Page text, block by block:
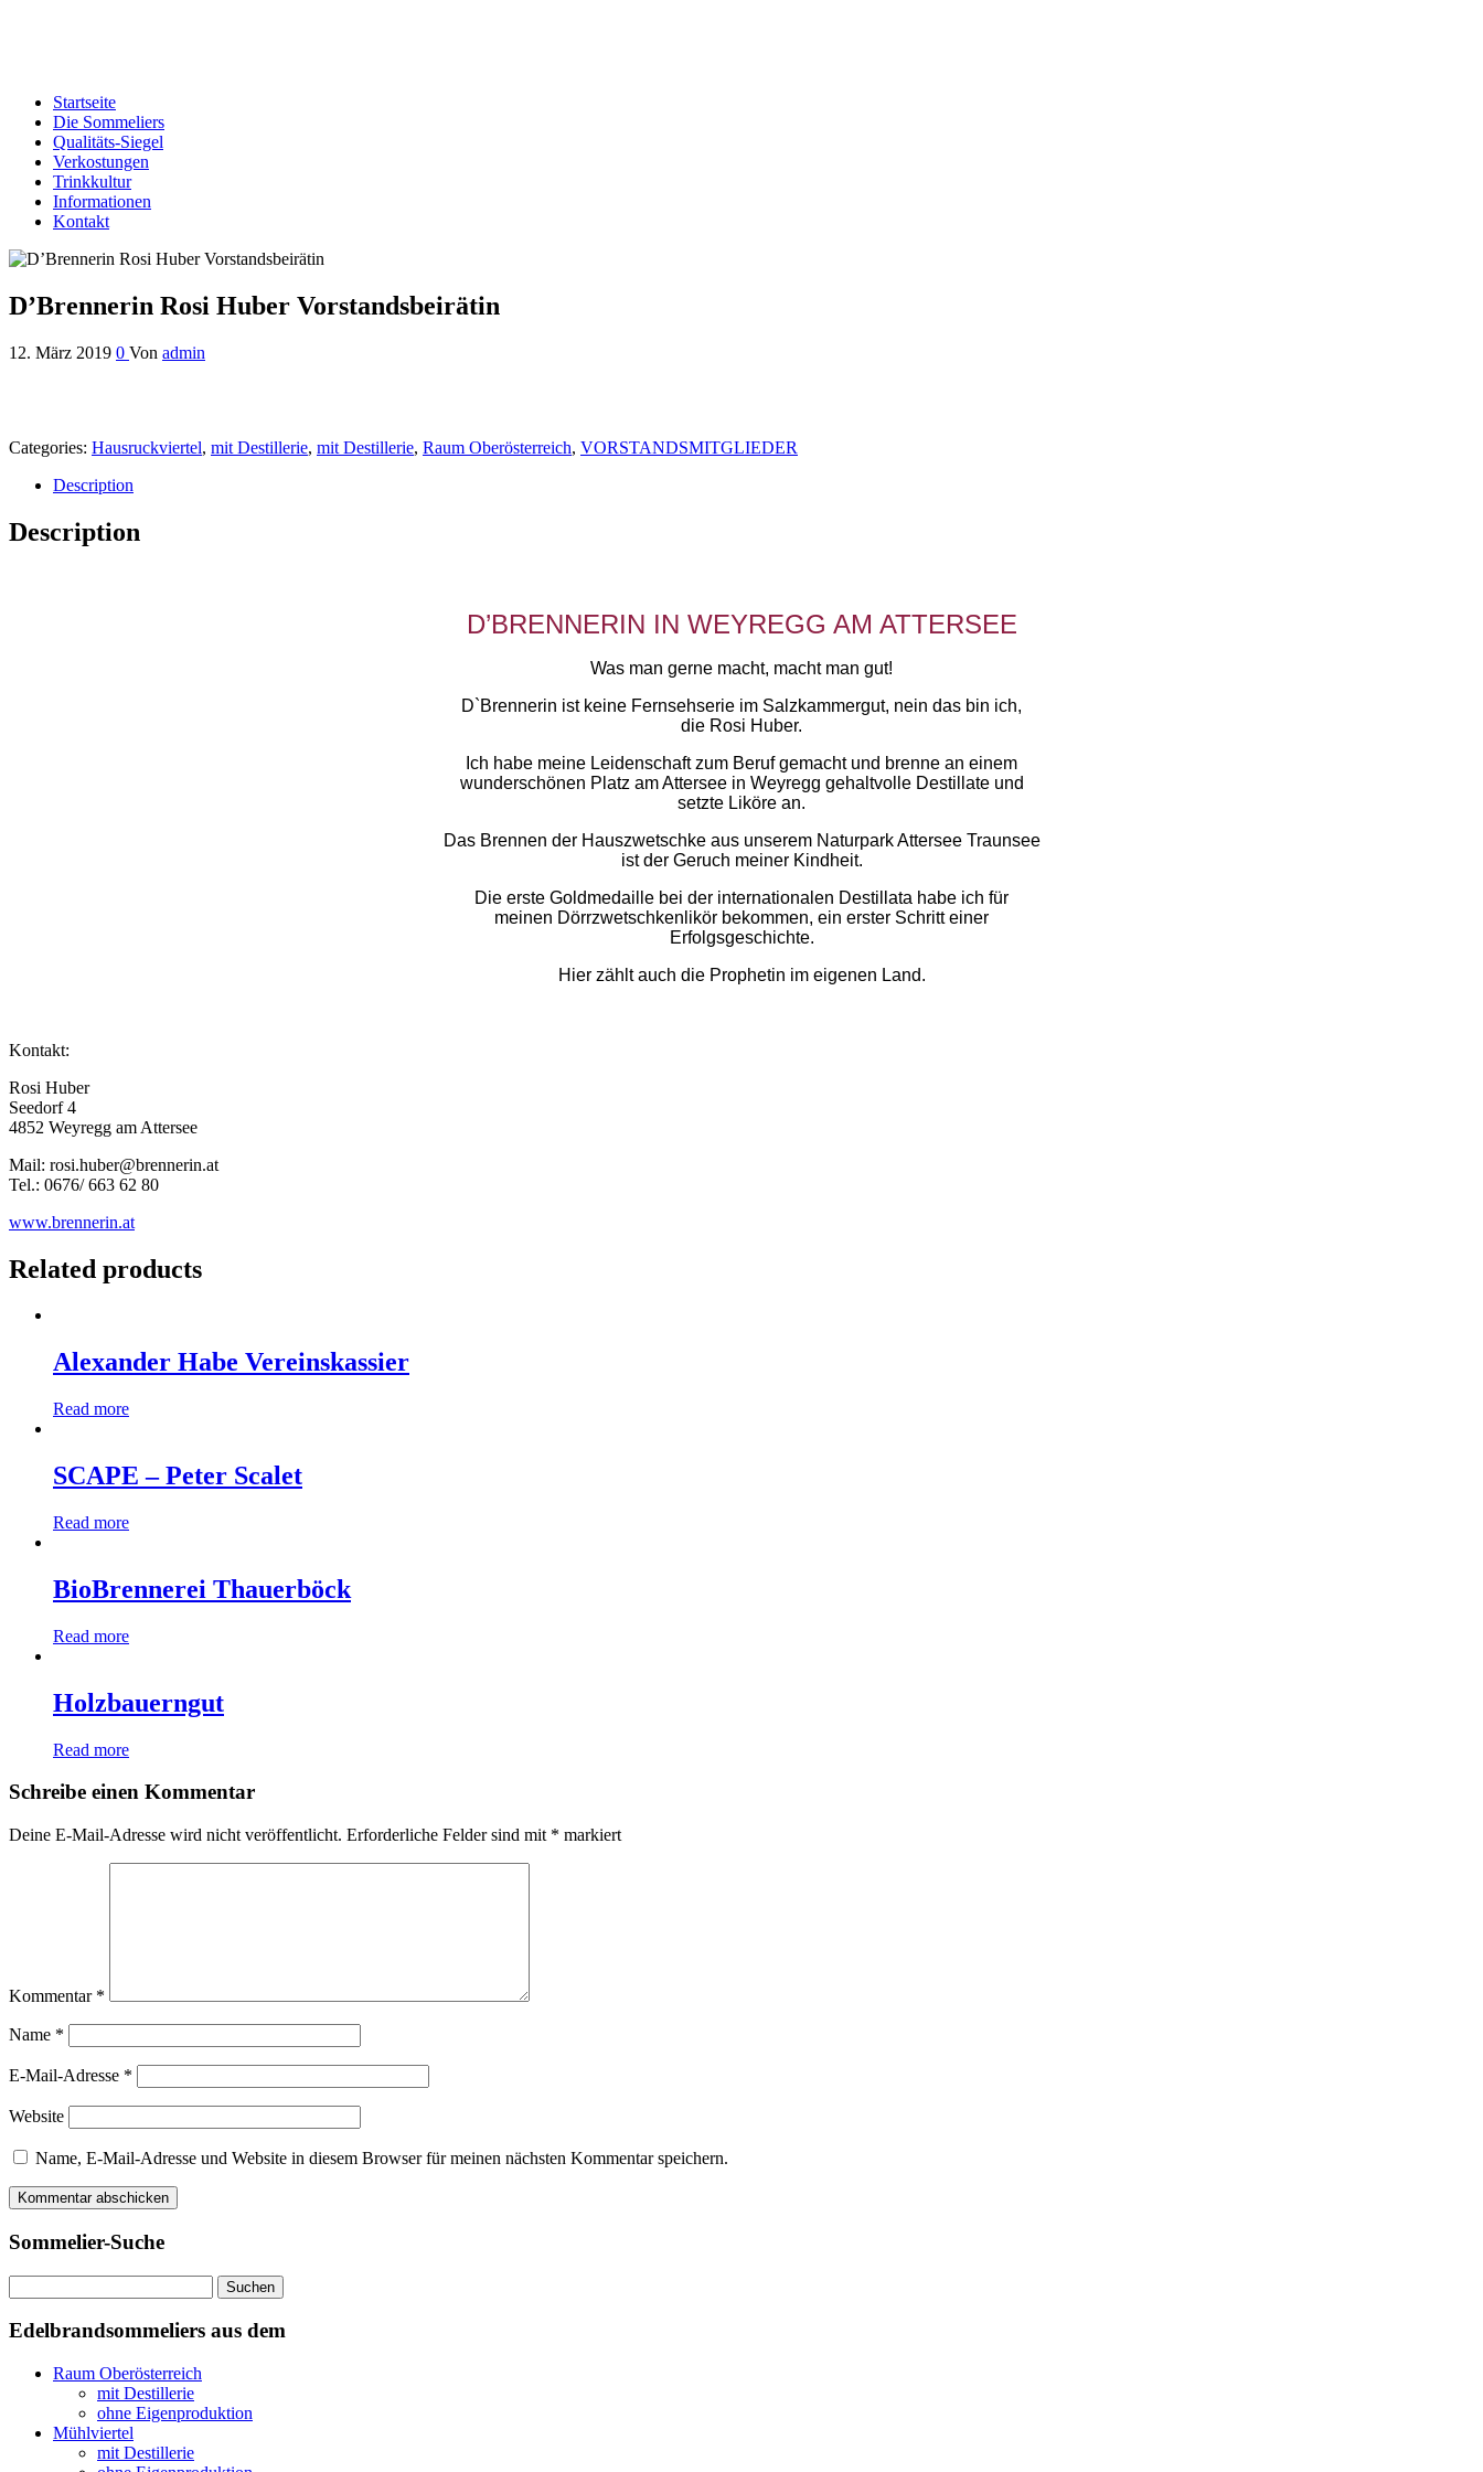
Startseite
Die Sommeliers
Qualitäts-Siegel
Verkostungen
Trinkkultur
Informationen
Kontakt
D’Brennerin Rosi Huber Vorstandsbeirätin
12. März 2019 0 Von admin
Categories: Hausruckviertel, mit Destillerie, mit Destillerie, Raum Oberösterreich, VORSTANDSMITGLIEDER
Description
Description
D’BRENNERIN IN WEYREGG AM ATTERSEE
Was man gerne macht, macht man gut!
D`Brennerin ist keine Fernsehserie im Salzkammergut, nein das bin ich,
die Rosi Huber.
Ich habe meine Leidenschaft zum Beruf gemacht und brenne an einem
wunderschönen Platz am Attersee in Weyregg gehaltvolle Destillate und
setzte Liköre an.
Das Brennen der Hauszwetschke aus unserem Naturpark Attersee Traunsee
ist der Geruch meiner Kindheit.
Die erste Goldmedaille bei der internationalen Destillata habe ich für
meinen Dörrzwetschkenlikör bekommen, ein erster Schritt einer
Erfolgsgeschichte.
Hier zählt auch die Prophetin im eigenen Land.
Kontakt:
Rosi Huber
Seedorf 4
4852 Weyregg am Attersee
Mail: rosi.huber@brennerin.at
Tel.: 0676/ 663 62 80
www.brennerin.at
Related products
Alexander Habe Vereinskassier
Read more
SCAPE – Peter Scalet
Read more
BioBrennerei Thauerböck
Read more
Holzbauerngut
Read more
Schreibe einen Kommentar
Deine E-Mail-Adresse wird nicht veröffentlicht. Erforderliche Felder sind mit * markiert
Kommentar *
Name *
E-Mail-Adresse *
Website
Name, E-Mail-Adresse und Website in diesem Browser für meinen nächsten Kommentar speichern.
Sommelier-Suche
nach:
Edelbrandsommeliers aus dem
Raum Oberösterreich
mit Destillerie
ohne Eigenproduktion
Mühlviertel
mit Destillerie